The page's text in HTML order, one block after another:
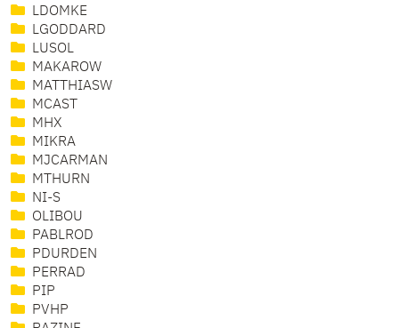
LDOMKE
LGODDARD
LUSOL
MAKAROW
MATTHIASW
MCAST
MHX
MIKRA
MJCARMAN
MTHURN
NI-S
OLIBOU
PABLROD
PDURDEN
PERRAD
PIP
PVHP